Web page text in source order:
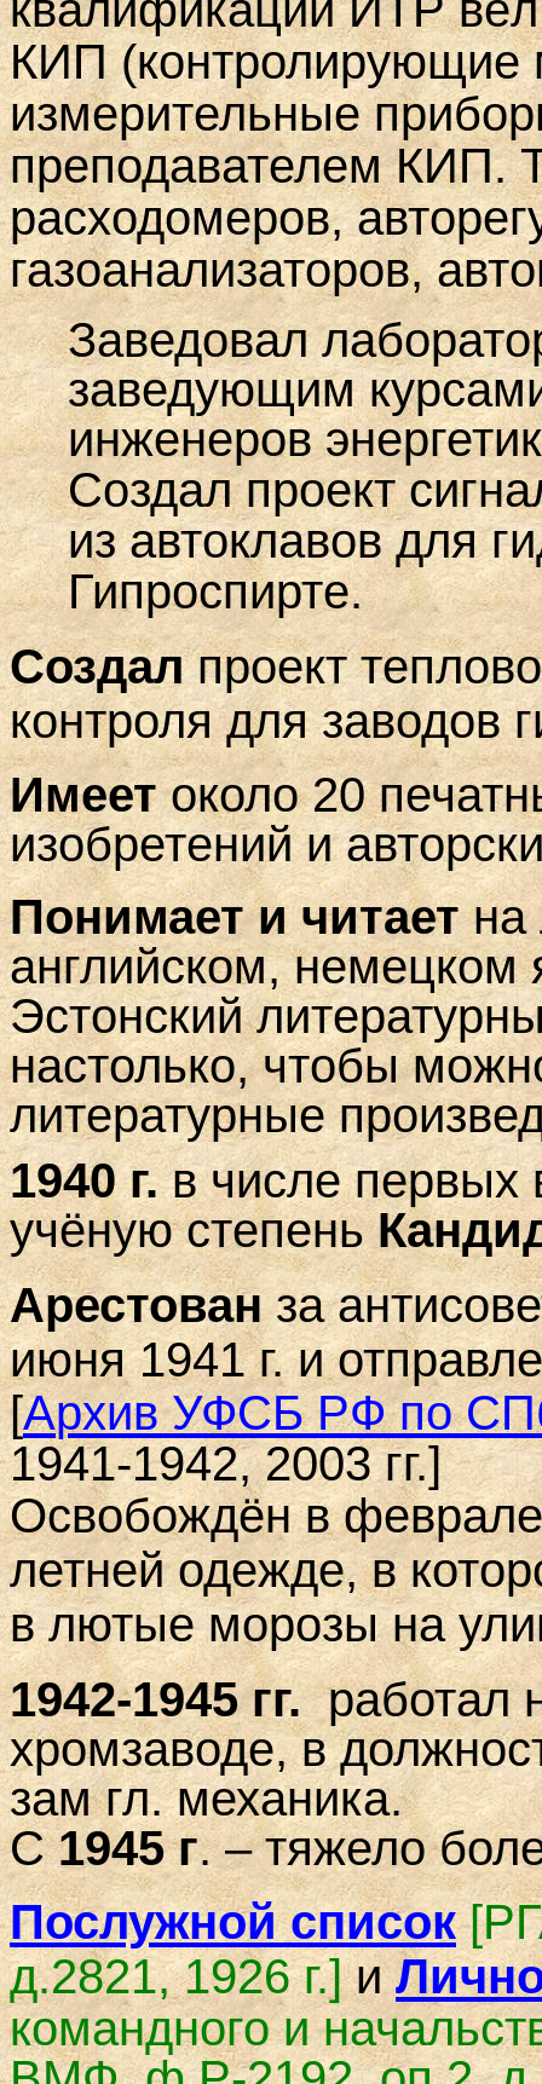
КИП (контролирующие
измерительные
преподавателем КИП.
расходомеров,
газоанализаторов,
Заведовал
заведующим
инженеров
Создал проект
из автоклавов для
Гипроспирте.
Создалпроект
контроля для заводов
Имеетоколо 20
изобретений и
Понимает и читаетна
английском, немецком
Эстонский
настолько, чтобы
литературные
1940 г.в числе первых
учёную степень
Арестованза
июня 1941 г. и
[Архив УФСБ РФ по
1941-1942, 2003 гг.]
Освобождён в
летней одежде, в
в лютые морозы на
1942-1945 гг.работал
хромзаводе, в
зам гл. механика.
С1945 г. – тяжело
Послужной список
д.2821, 1926 г.]и
командного и